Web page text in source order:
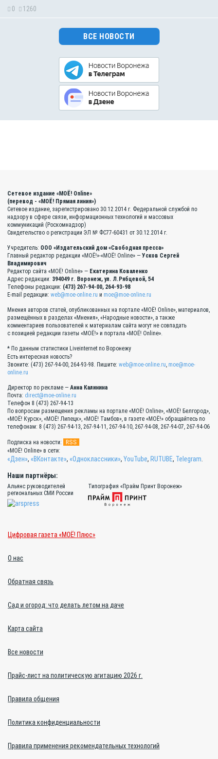
0 1260
ВСЕ НОВОСТИ
Сетевое издание «МОЁ! Online»
(перевод - «МОЁ! Прямая линия»)
Сетевое издание, зарегистрировано 30.12.2014 г. Федеральной службой по
надзору в сфере связи, информационных технологий и массовых
коммуникаций (Роскомнадзор)
Свидетельство о регистрации ЭЛ № ФС77-60431 от 30.12.2014 г.
Учредитель: ООО «Издательский дом «Свободная пресса»
Главный редактор редакции «МОЁ!»-«МОЁ! Online» — Усков Сергей
Владимирович
Редактор сайта «МОЁ! Online» — Екатерина Коваленко
Адрес редакции: 394049 г. Воронеж, ул. Л.Рябцевой, 54
Телефоны редакции: (473) 267-94-00, 264-93-98
E-mail редакции: web@moe-online.ru и moe@moe-online.ru
Мнения авторов статей, опубликованных на портале «МОЁ! Online», материалов,
размещённых в разделах «Мнения», «Народные новости», а также
комментариев пользователей к материалам сайта могут не совпадать
с позицией редакции газеты «МОЁ!» и портала «МОЁ! Online».
* По данным статистики Liveinternet по Воронежу
Есть интересная новость?
Звоните: (473) 267-94-00, 264-93-98. Пишите: web@moe-online.ru, moe@moe-
online.ru
Директор по рекламе — Анна Калинина
Почта: direct@moe-online.ru
Телефон 8 (473) 267-94-13
По вопросам размещения рекламы на портале «МОЁ! Online», «МОЁ! Белгород»,
«МОЁ! Курск», «МОЁ! Липецк», «МОЁ! Тамбов», в газете «МОЁ!» обращайтесь по
телефонам: 8 (473) 267-94-13, 267-94-11, 267-94-10, 267-94-08, 267-94-07, 267-94-06
Подписка на новости: RSS
«МОЁ! Online» в сети:
«Дзен», «ВКонтакте», «Одноклассники», YouTube, RUTUBE, Telegram.
Наши партнёры:
Альянс руководителей
региональных СМИ России
Типография «Прайм Принт Воронеж»
Цифровая газета «МОЁ! Плюс»
О нас
Обратная связь
Сад и огород: что делать летом на даче
Карта сайта
Все новости
Прайс-лист на политическую агитацию 2026 г.
Правила общения
Политика конфиденциальности
Правила применения рекомендательных технологий